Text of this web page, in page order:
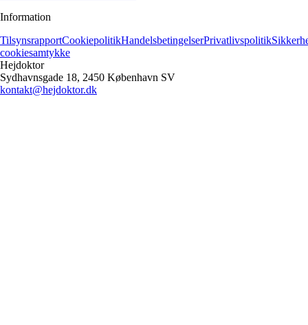
Information
TilsynsrapportCookiepolitikHandelsbetingelserPrivatlivspolitik
cookiesamtykke
Hejdoktor
Sydhavnsgade 18, 2450 København SV
kontakt@hejdoktor.dk